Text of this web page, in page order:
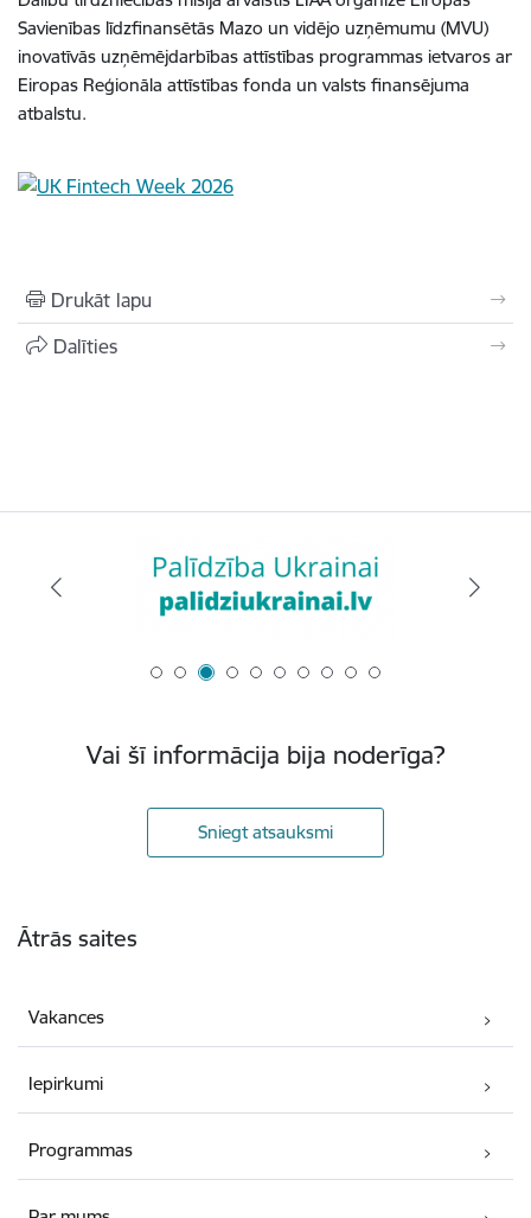
Savienības līdzfinansētās Mazo un vidējo uzņēmumu (MVU)
inovatīvās uzņēmējdarbības attīstības programmas ietvaros ar
Eiropas Reģionāla attīstības fonda un valsts finansējuma
atbalstu.
Drukāt lapu
Dalīties
Vai šī informācija bija noderīga?
Sniegt atsauksmi
Ātrās saites
Vakances
Iepirkumi
Programmas